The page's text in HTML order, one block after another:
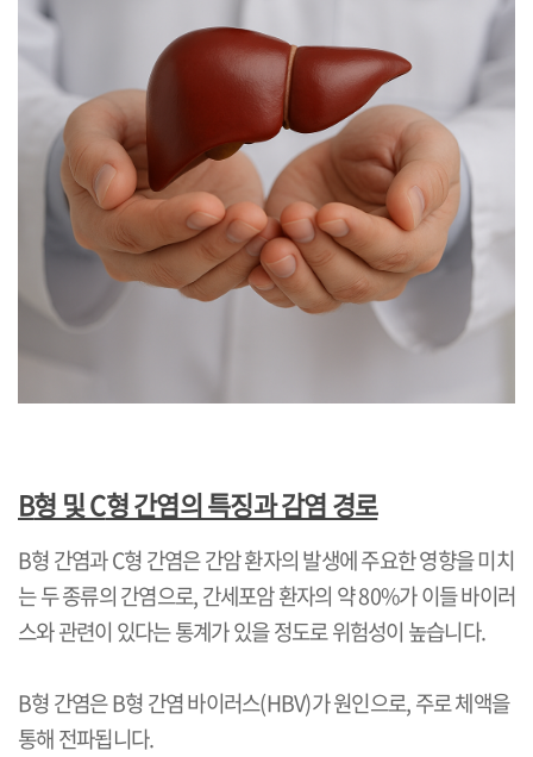
B형 및C형 간염의 특징과 감염 경로
B형 간염과C형 간염은 간암 환자의 발생에 주요한 영향을 미치
는 두 종류의 간염으로,간세포암 환자의 약80%가 이들 바이러
스와 관련이 있다는 통계가 있을 정도로 위험성이 높습니다.
B형 간염은B형 간염 바이러스(HBV)가 원인으로,주로 체액을
통해 전파됩니다.